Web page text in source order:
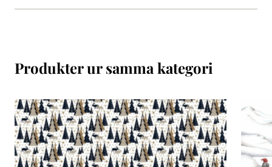
Produkter ur samma kategori